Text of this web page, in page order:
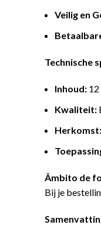
Veilig en
Technische
Inhoud:
Kwaliteit:
Herkomst:
Âmbito de
Bij je